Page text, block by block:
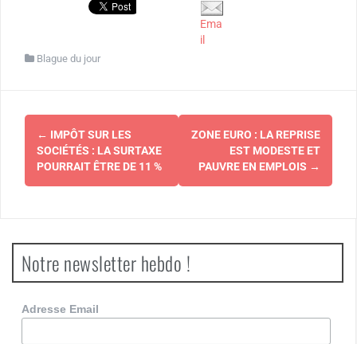
Ema
il
Blague du jour
Navigation
d'article
← IMPÔT SUR LES
SOCIÉTÉS : LA SURTAXE
POURRAIT ÊTRE DE 11 %
ZONE EURO : LA REPRISE
EST MODESTE ET
PAUVRE EN EMPLOIS →
Notre newsletter hebdo !
Adresse Email